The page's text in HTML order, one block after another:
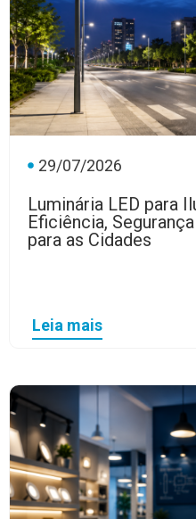
29/07/2026
Luminária LED para
Eficiência,
para as Cidades
Leia mais